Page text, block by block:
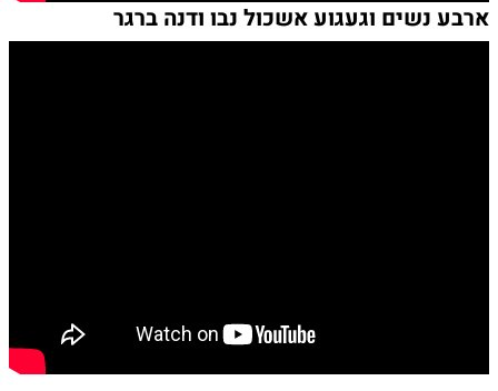
ארבע נשים וגעגוע אשכול נבו ודנה ברגר